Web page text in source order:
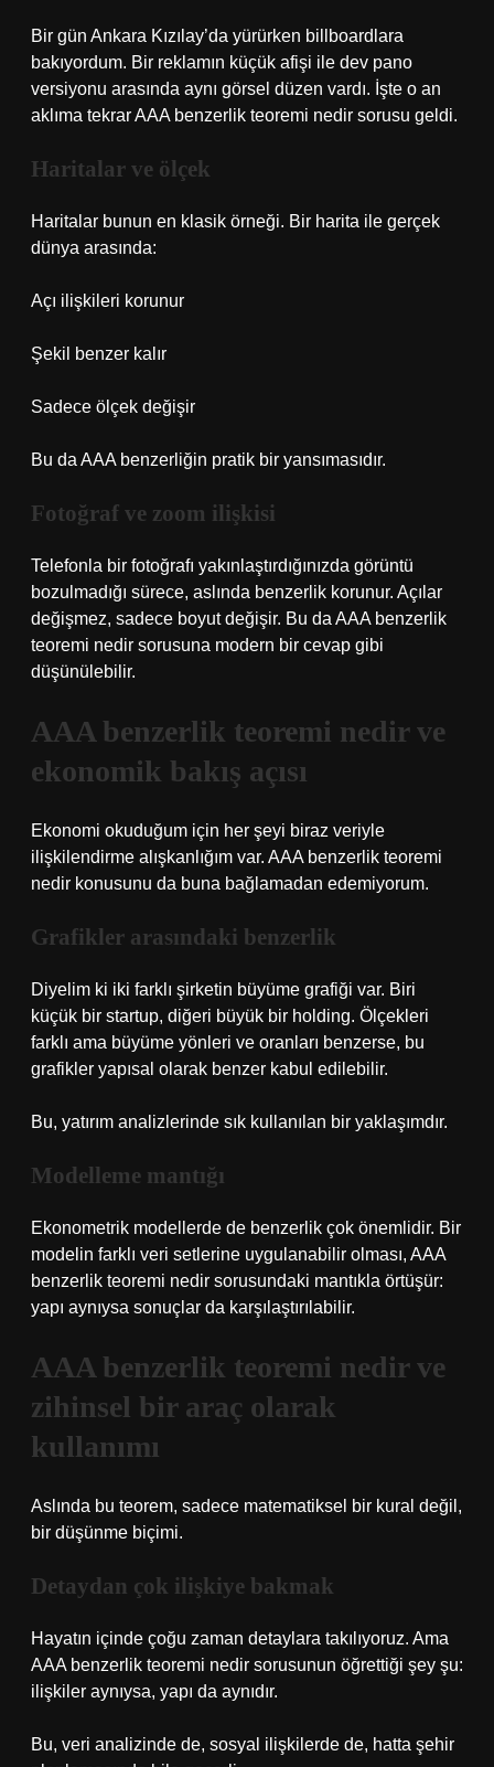
Bir gün Ankara Kızılay’da yürürken billboardlara
bakıyordum. Bir reklamın küçük afişi ile dev pano
versiyonu arasında aynı görsel düzen vardı. İşte o an
aklıma tekrar AAA benzerlik teoremi nedir sorusu geldi.
Haritalar ve ölçek
Haritalar bunun en klasik örneği. Bir harita ile gerçek
dünya arasında:
Açı ilişkileri korunur
Şekil benzer kalır
Sadece ölçek değişir
Bu da AAA benzerliğin pratik bir yansımasıdır.
Fotoğraf ve zoom ilişkisi
Telefonla bir fotoğrafı yakınlaştırdığınızda görüntü
bozulmadığı sürece, aslında benzerlik korunur. Açılar
değişmez, sadece boyut değişir. Bu da AAA benzerlik
teoremi nedir sorusuna modern bir cevap gibi
düşünülebilir.
AAA benzerlik teoremi nedir ve
ekonomik bakış açısı
Ekonomi okuduğum için her şeyi biraz veriyle
ilişkilendirme alışkanlığım var. AAA benzerlik teoremi
nedir konusunu da buna bağlamadan edemiyorum.
Grafikler arasındaki benzerlik
Diyelim ki iki farklı şirketin büyüme grafiği var. Biri
küçük bir startup, diğeri büyük bir holding. Ölçekleri
farklı ama büyüme yönleri ve oranları benzerse, bu
grafikler yapısal olarak benzer kabul edilebilir.
Bu, yatırım analizlerinde sık kullanılan bir yaklaşımdır.
Modelleme mantığı
Ekonometrik modellerde de benzerlik çok önemlidir. Bir
modelin farklı veri setlerine uygulanabilir olması, AAA
benzerlik teoremi nedir sorusundaki mantıkla örtüşür:
yapı aynıysa sonuçlar da karşılaştırılabilir.
AAA benzerlik teoremi nedir ve
zihinsel bir araç olarak
kullanımı
Aslında bu teorem, sadece matematiksel bir kural değil,
bir düşünme biçimi.
Detaydan çok ilişkiye bakmak
Hayatın içinde çoğu zaman detaylara takılıyoruz. Ama
AAA benzerlik teoremi nedir sorusunun öğrettiği şey şu:
ilişkiler aynıysa, yapı da aynıdır.
Bu, veri analizinde de, sosyal ilişkilerde de, hatta şehir